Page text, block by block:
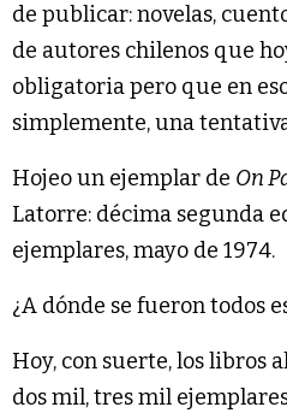
de publicar: novelas,
de autores chilenos que
obligatoria pero que en
simplemente, una
Hojeo un ejemplar de On
Latorre: décima segunda
ejemplares, mayo de 1974.
¿A dónde se fueron todos
Hoy, con suerte, los libros
dos mil, tres mil